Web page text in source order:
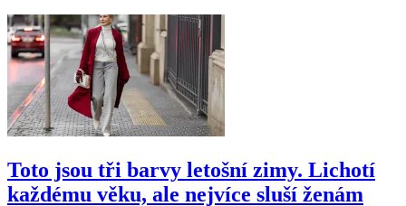
Toto jsou tři barvy letošní zimy. Lichotí
každému věku, ale nejvíce sluší ženám